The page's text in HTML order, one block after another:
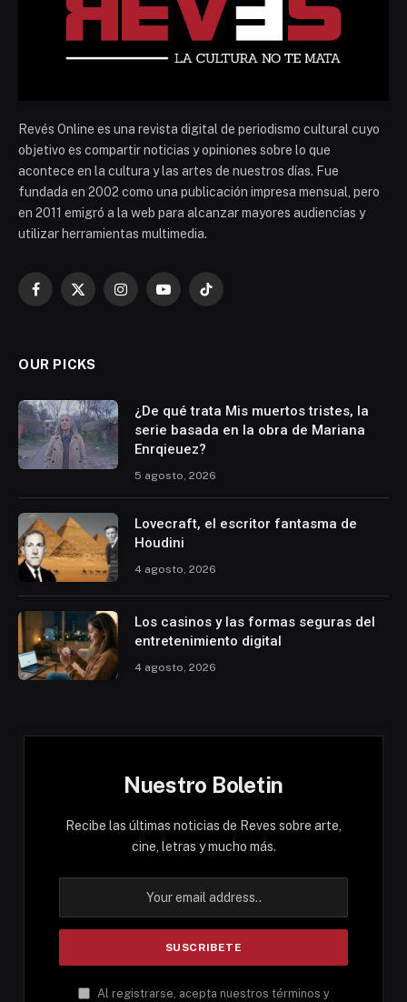
Revés Online es una revista digital de periodismo cultural cuyo
objetivo es compartir noticias y opiniones sobre lo que
acontece en la cultura y las artes de nuestros días. Fue
fundada en 2002 como una publicación impresa mensual, pero
en 2011 emigró a la web para alcanzar mayores audiencias y
utilizar herramientas multimedia.
Facebook
X
InstagramYouTubeTikTok
OUR PICKS
¿De qué trata Mis muertos tristes, la
serie basada en la obra de Mariana
Enrqieuez?
5 agosto, 2026
Lovecraft, el escritor fantasma de
Houdini
4 agosto, 2026
Los casinos y las formas seguras del
entretenimiento digital
4 agosto, 2026
Nuestro Boletin
Recibe las últimas noticias de Reves sobre arte,
cine, letras y mucho más.
Al registrarse, acepta nuestros términos y